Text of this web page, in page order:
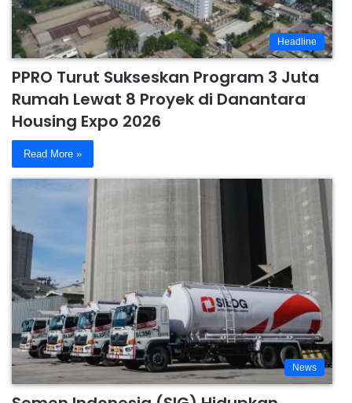
Headline
PPRO Turut Sukseskan Program 3 Juta
Rumah Lewat 8 Proyek di Danantara
Housing Expo 2026
Read More »
News